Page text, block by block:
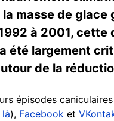
masse de
à 2001,
été largement
de la
épisodes
là), Facebook et